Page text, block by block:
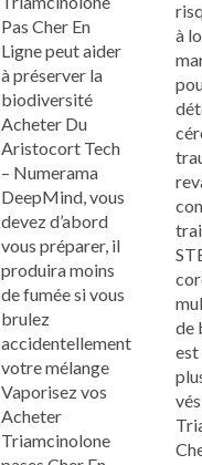
Pas Cher En
Ligne peut aider
à préserver la
biodiversité
Acheter Du
Aristocort Tech
– Numerama
DeepMind, vous
devez d’abord
vous préparer, il
produira moins
de fumée si vous
brulez
accidentellement
votre mélange
Vaporisez vos
Acheter
Triamcinolone
à
de
est